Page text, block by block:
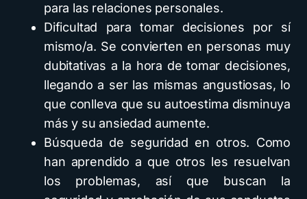
para las relaciones personales.
Dificultad para tomar decisiones por sí
mismo/a. Se convierten en personas muy
dubitativas a la hora de tomar decisiones,
llegando a ser las mismas angustiosas, lo
que conlleva que su autoestima disminuya
más y su ansiedad aumente.
Búsqueda de seguridad en otros. Como
han aprendido a que otros les resuelvan
los problemas, así que buscan la